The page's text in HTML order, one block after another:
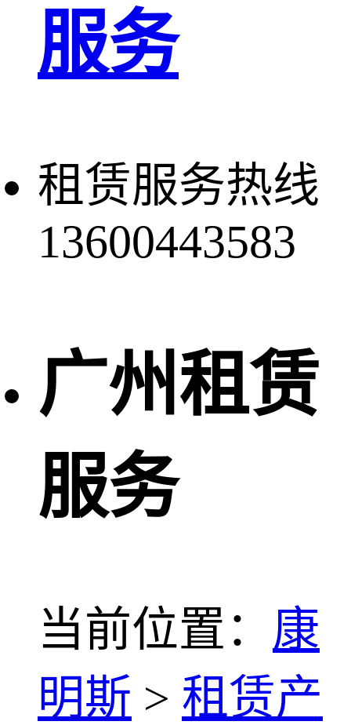
服务
租赁服务热线
13600443583
广州租赁
服务
当前位置： 康
明斯 > 租赁产